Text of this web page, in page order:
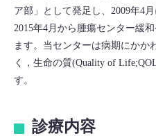
ア部」として発足し、2009年4
2015年4月から腫瘍センター緩
ます。当センターは病期にかか
く，生命の質(Quality of
す。
診療内容